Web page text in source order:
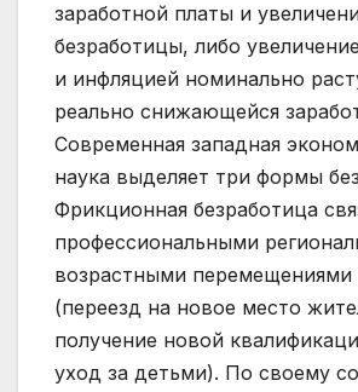
заработной платы и
безработицы, либо
и инфляцией номинально
реально снижающейся
Современная западная
наука выделяет три формы
Фрикционная безработица
профессиональными
возрастными перемещениями
(переезд на новое место
получение новой
уход за детьми). По своему